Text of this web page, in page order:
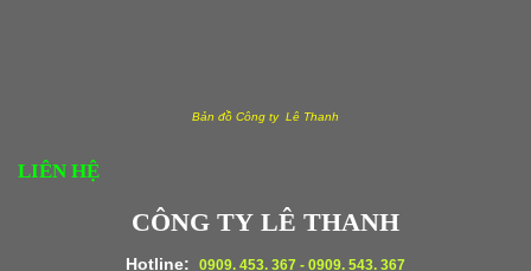
Bản đồ Công ty Lê Thanh
LIÊN HỆ
CÔNG TY LÊ THANH
Hotline: 0909. 453. 367 - 0909. 543. 367